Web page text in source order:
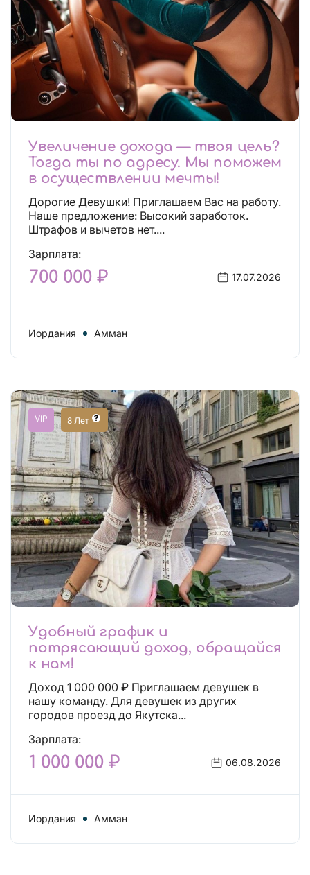
Увеличение дохода — твоя цель?
Тогда ты по адресу. Мы поможем
в осуществлении мечты!
Дорогие Девушки! Приглашаем Вас на работу.
Наше предложение: Высокий заработок.
Штрафов и вычетов нет....
Зарплата:
700 000 ₽ 17.07.2026
Иордания Амман
VIP 8 Лет
Удобный график и
потрясающий доход, обращайся
к нам!
Доход 1 000 000 ₽ Приглашаем девушек в
нашу команду. Для девушек из других
городов проезд до Якутска...
Зарплата:
1 000 000 ₽ 06.08.2026
Иордания Амман